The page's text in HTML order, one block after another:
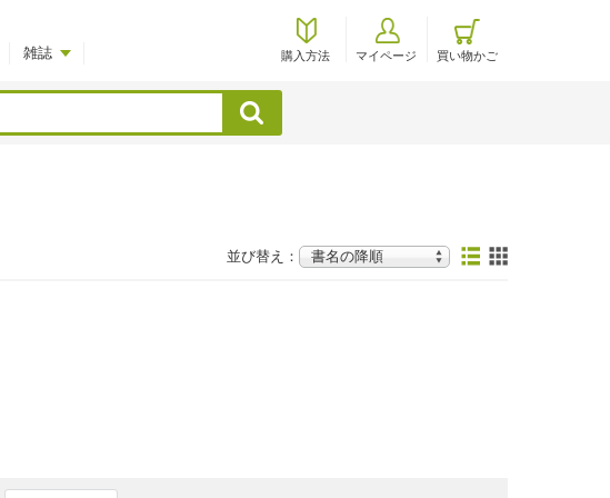
雑誌 購入方法 マイページ 買い物かご
検索
並び替え：